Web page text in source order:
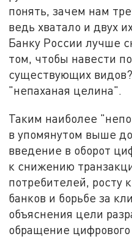
понять, зачем нам
ведь хватало и двух
Банку России лучше
том, чтобы навести
существующих видов?
"непаханая целина".
Таким наиболее
в упомянутом выше
введение в оборот
к снижению
потребителей, росту
банков и борьбе за
объяснения цели
обращение